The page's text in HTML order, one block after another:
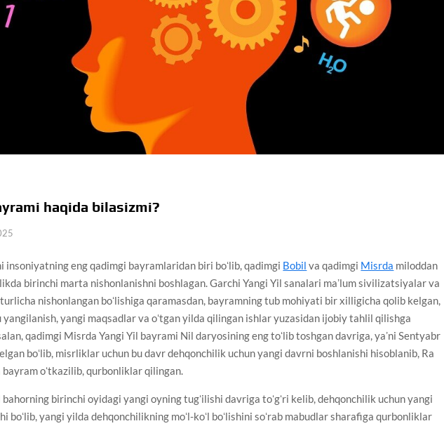
haqida bilasizmi?
insoniyatning eng qadimgi bayramlaridan biri boʻlib, qadimgi Bobil va qadimgi Misrda miloddan
birinchi marta nishonlanishni boshlagan. Garchi Yangi Yil sanalari maʼlum sivilizatsiyalar va
nishonlangan boʻlishiga qaramasdan, bayramning tub mohiyati bir xilligicha qolib kelgan,
yangilanish, yangi maqsadlar va oʻtgan yilda qilingan ishlar yuzasidan ijobiy tahlil qilishga
qadimgi Misrda Yangi Yil bayrami Nil daryosining eng toʻlib toshgan davriga, yaʼni Sentyabr
boʻlib, misrliklar uchun bu davr dehqonchilik uchun yangi davrni boshlanishi hisoblanib, Ra
oʻtkazilib, qurbonliklar qilingan.
birinchi oyidagi yangi oyning tugʻilishi davriga toʻgʻri kelib, dehqonchilik uchun yangi
boʻlib, yangi yilda dehqonchilikning moʻl-koʻl boʻlishini soʻrab mabudlar sharafiga qurbonliklar